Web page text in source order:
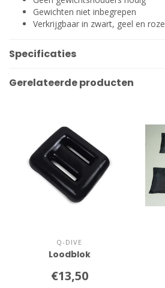
Gewichten niet inbegrepen
Verkrijgbaar in zwart, geel en roze
Specificaties
Gerelateerde producten
Q-DIVE
Loodblok
€13,50